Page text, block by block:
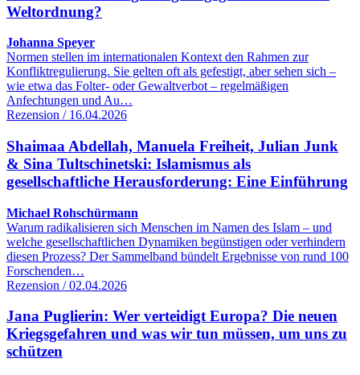
Weltordnung?
Johanna Speyer
Normen stellen im internationalen Kontext den Rahmen zur
Konfliktregulierung. Sie gelten oft als gefestigt, aber sehen sich –
wie etwa das Folter- oder Gewaltverbot – regelmäßigen
Anfechtungen und Au…
Rezension / 16.04.2026
Shaimaa Abdellah, Manuela Freiheit, Julian Junk
& Sina Tultschinetski: Islamismus als
gesellschaftliche Herausforderung: Eine Einführung
Michael Rohschürmann
Warum radikalisieren sich Menschen im Namen des Islam – und
welche gesellschaftlichen Dynamiken begünstigen oder verhindern
diesen Prozess? Der Sammelband bündelt Ergebnisse von rund 100
Forschenden…
Rezension / 02.04.2026
Jana Puglierin: Wer verteidigt Europa? Die neuen
Kriegsgefahren und was wir tun müssen, um uns zu
schützen